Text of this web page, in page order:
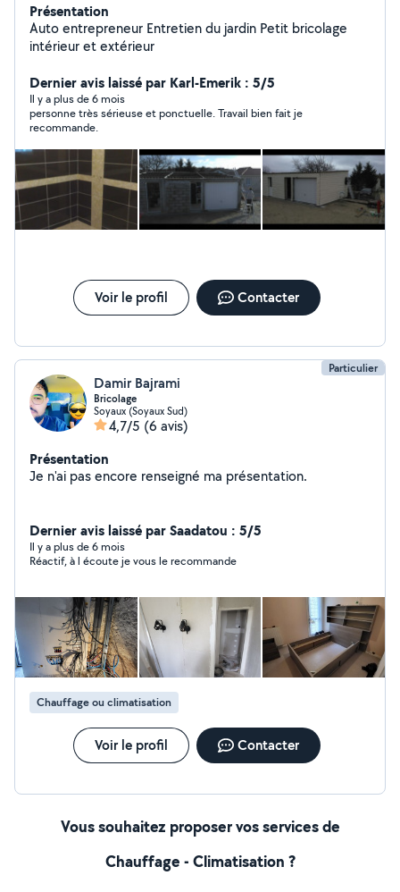
Présentation
Auto entrepreneur Entretien du jardin Petit bricolage
intérieur et extérieur
Dernier avis laissé par Karl-Emerik : 5/5
Il y a plus de 6 mois
personne très sérieuse et ponctuelle. Travail bien fait je
recommande.
Voir le profil Contacter
Particulier
Damir Bajrami
Bricolage
Soyaux (Soyaux Sud)
4,7/5 (6 avis)
Présentation
Je n'ai pas encore renseigné ma présentation.
Dernier avis laissé par Saadatou : 5/5
Il y a plus de 6 mois
Réactif, à l écoute je vous le recommande
Chauffage ou climatisation
Voir le profil Contacter
Vous souhaitez proposer vos services de
Chauffage - Climatisation ?